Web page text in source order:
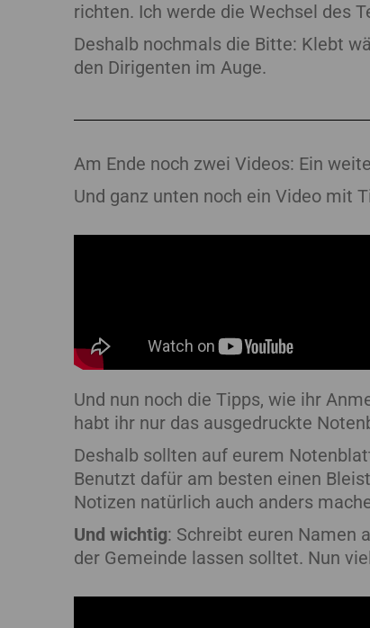
richten. Ich werde die Wechsel des
Deshalb nochmals die Bitte: Klebt
den Dirigenten im Auge.
Am Ende noch zwei Videos: Ein
Und ganz unten noch ein Video mit
Und nun noch die Tipps, wie ihr
habt ihr nur das ausgedruckte
Deshalb sollten auf eurem
Benutzt dafür am besten einen
Notizen natürlich auch anders
Und wichtig: Schreibt euren Namen
der Gemeinde lassen solltet. Nun